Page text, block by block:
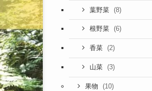
葉野菜 (8)
根野菜 (6)
香菜 (2)
山菜 (3)
果物 (10)